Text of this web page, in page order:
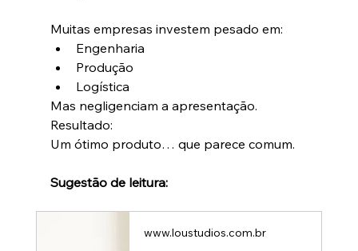
Muitas empresas investem pesado em:
Engenharia
Produção
Logística
Mas negligenciam a apresentação.
Resultado:
Um ótimo produto… que parece comum.
Sugestão de leitura:
www.loustudios.com.br